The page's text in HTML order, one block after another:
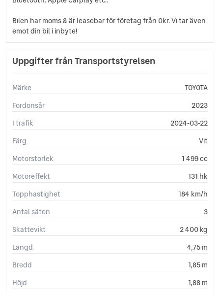
Regnsensor
Servostyrning
Sidoairbags
Sidokrockgardiner
Skyltigenkänning
Startspärr
Svensksåld
Trötthetsvarnare
USB-uttag
Bilen har moms & är leasebar för företag från 0kr. Vi tar även
emot din bil i inbyte!
Uppgifter från Transportstyrelsen
Märke
TOYOTA
Fordonsår
2023
I trafik
2024-03-22
Färg
Vit
Motorstorlek
1 499 cc
Motoreffekt
131 hk
Topphastighet
184 km/h
Antal säten
3
Skattevikt
2 400 kg
Längd
4,75 m
Bredd
1,85 m
Höjd
1,88 m